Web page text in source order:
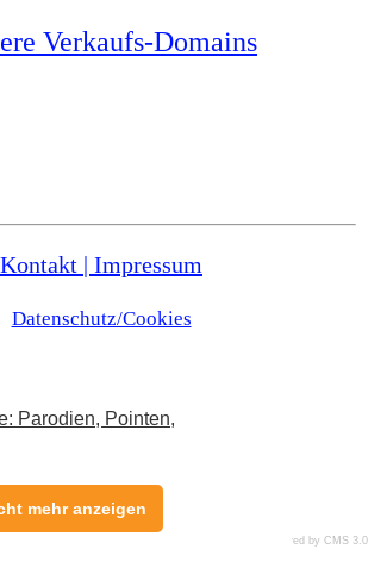
Parodien, Pointen,
mehr anzeigen
Verkaufs-Domains
Kontakt | Impressum
Datenschutz/Cookies
powered by CMS 3.0
CMS-Technik CMS 3.0